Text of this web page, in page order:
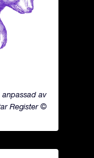
anpassad av
Register ©